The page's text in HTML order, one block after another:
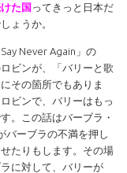
た国 ってきっと日本だ
ょうか。
Never Again」の
ビンが、「バリーと歌
その箇所でもありま
ビンで、バリーはもっ
。この話はバーブラ・
ーブラの不満を押し
たりもします。その場
に対して、バリーが